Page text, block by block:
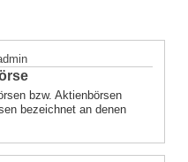
bzw. Aktienbörsen
bezeichnet an denen